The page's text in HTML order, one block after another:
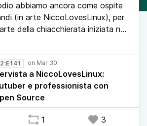
abbiamo ancora come ospite
(in arte NiccoLovesLinux), per
della chiacchierata iniziata nel
In questa occasione
gli hanno fatto domande più
professione di YouTube,
nell’ambito
Source KDE.
a NiccoLovesLinux:
e professionista con
Source
1 3